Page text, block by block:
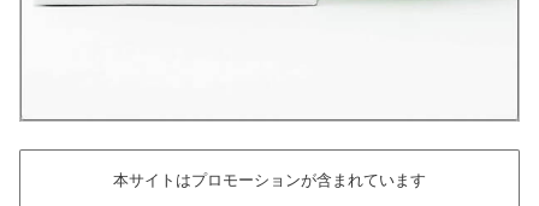
本サイトはプロモーションが含まれています